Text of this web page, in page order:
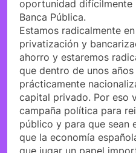
oportunidad difícilmente
Banca Pública.
Estamos radicalmente
privatización y
ahorro y estaremos
que dentro de unos
prácticamente
capital privado. Por eso
campaña política para
público y para que sean
que la economía
que jugar un papel